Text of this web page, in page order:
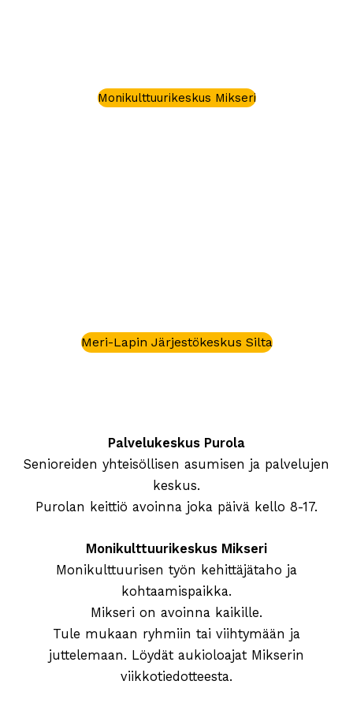
Monikulttuurikeskus Mikseri
Meri-Lapin Järjestökeskus Silta
Palvelukeskus Purola
Senioreiden yhteisöllisen asumisen ja palvelujen
keskus.
Purolan keittiö avoinna joka päivä kello 8-17.
Monikulttuurikeskus Mikseri
Monikulttuurisen työn kehittäjätaho ja
kohtaamispaikka.
Mikseri on avoinna kaikille.
Tule mukaan ryhmiin tai viihtymään ja
juttelemaan. Löydät aukioloajat Mikserin
viikkotiedotteesta.